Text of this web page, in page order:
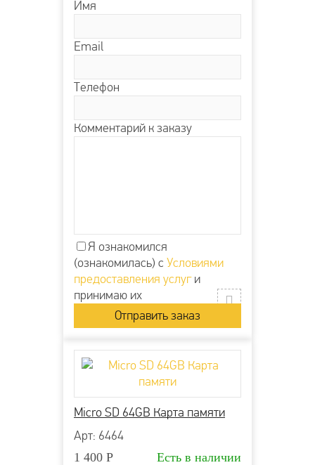
Имя
Email
Телефон
Комментарий к заказу
Я ознакомился
(ознакомилась) с Условиями
предоставления услуги
принимаю их
Micro SD 64GB Карта памяти
Арт: 6464
1 400 Р Есть в наличии